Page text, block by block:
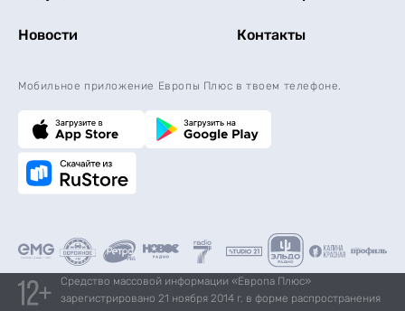
Новости Контакты
Мобильное приложение Европы Плюс в твоем телефоне.
Средство массовой информации «Европа Плюс»
зарегистрировано 21 ноября 2014 г. в форме распространения